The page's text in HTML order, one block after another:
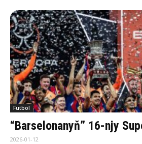
Futbol
“Barselonanyň” 16-njy
2026-01-12